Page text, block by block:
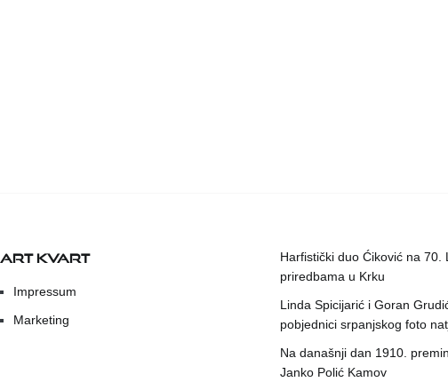
ART KVART
Impressum
Marketing
Harfistički duo Ćiković na 70.
priredbama u Krku
Linda Spicijarić i Goran
pobjednici srpanjskog foto
Na današnji dan 1910.
Janko Polić Kamov